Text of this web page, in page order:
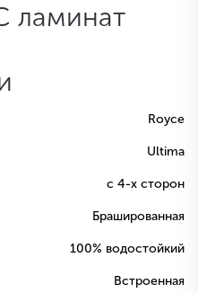
ламинат
Royce
Ultima
с 4-х сторон
Брашированная
100% водостойкий
Встроенная